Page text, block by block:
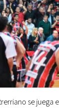
se juega